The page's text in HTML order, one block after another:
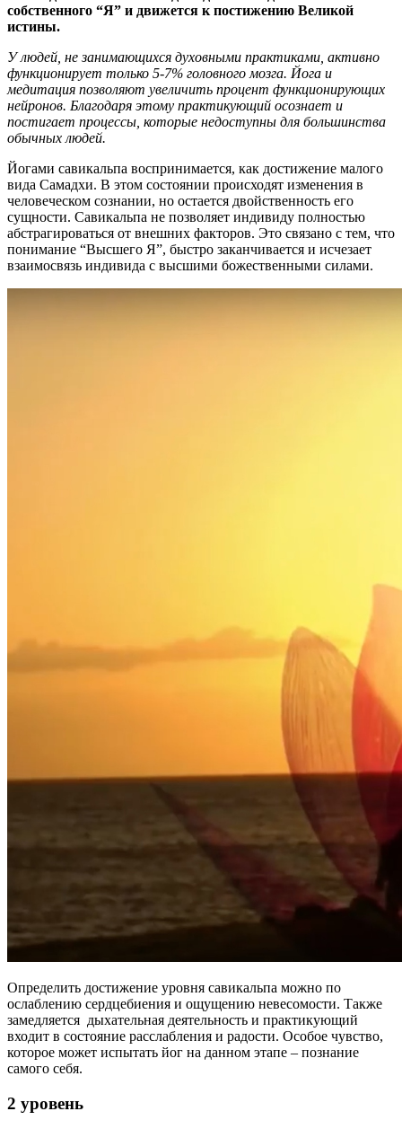
собственного “Я” и движется к постижению Великой
истины.
У людей, не занимающихся духовными практиками, активно
функционирует только 5-7% головного мозга. Йога и
медитация позволяют увеличить процент функционирующих
нейронов. Благодаря этому практикующий осознает и
постигает процессы, которые недоступны для большинства
обычных людей.
Йогами савикальпа воспринимается, как достижение малого
вида Самадхи. В этом состоянии происходят изменения в
человеческом сознании, но остается двойственность его
сущности. Савикальпа не позволяет индивиду полностью
абстрагироваться от внешних факторов. Это связано с тем, что
понимание “Высшего Я”, быстро заканчивается и исчезает
взаимосвязь индивида с высшими божественными силами.
Определить достижение уровня савикальпа можно по
ослаблению сердцебиения и ощущению невесомости. Также
замедляется дыхательная деятельность и практикующий
входит в состояние расслабления и радости. Особое чувство,
которое может испытать йог на данном этапе – познание
самого себя.
2 уровень